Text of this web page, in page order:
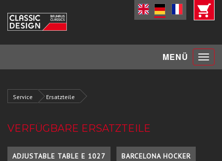
MENÜ Toggle
Service Ersatzteile
VERFÜGBARE ERSATZTEILE
ADJUSTABLE TABLE E 1027 BARCELONA HOCKER